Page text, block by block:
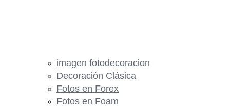
imagen fotodecoracion
Decoración Clásica
Fotos en Forex
Fotos en Foam